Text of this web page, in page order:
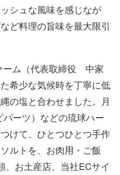
シュな風味を感じなが
ど料理の旨味を最大限引
ーム（代表取締役 中家
希少な気候時を丁寧に低
の塩と合わせました。月
ーツ）などの琉球ハー
けて、ひとつひとつ手作
ルトを、お肉用・ご飯
、お土産店、当社ECサイ